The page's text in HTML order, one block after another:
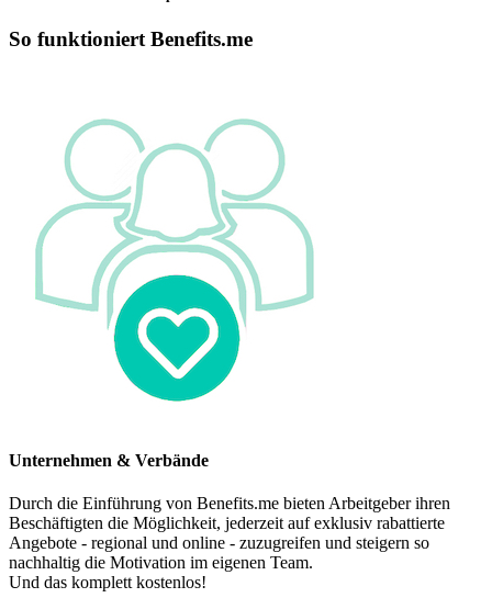
So funktioniert Benefits.me
Unternehmen & Verbände
Durch die Einführung von Benefits.me bieten Arbeitgeber ihren
Beschäftigten die Möglichkeit, jederzeit auf exklusiv rabattierte
Angebote - regional und online - zuzugreifen und steigern so
nachhaltig die Motivation im eigenen Team.
Und das komplett kostenlos!